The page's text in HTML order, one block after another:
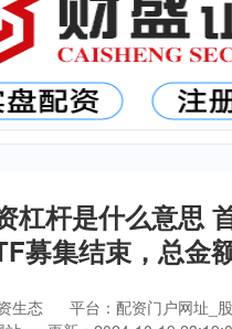
杠杆是什么意思
募集结束，总金
生态
平台：配资门户网址_